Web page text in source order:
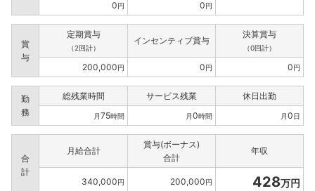
0円 0円
賞
与
定期賞与
（2回計）
インセンティブ賞与
決算賞与
（0回計）
200,000円 0円 0円
勤
務
総残業時間 サービス残業 休日出勤
月75時間 月0時間 月0日
合
計
月給合計
賞与(ボーナス)
合計
年収
340,000円 200,000円 428万円